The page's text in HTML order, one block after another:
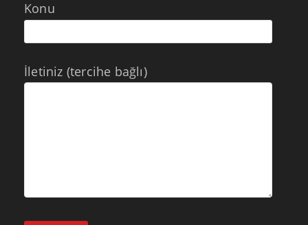
Konu
İletiniz (tercihe bağlı)